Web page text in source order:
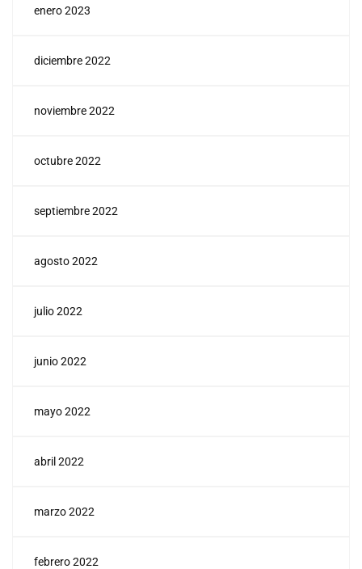
enero 2023
diciembre 2022
noviembre 2022
octubre 2022
septiembre 2022
agosto 2022
julio 2022
junio 2022
mayo 2022
abril 2022
marzo 2022
febrero 2022